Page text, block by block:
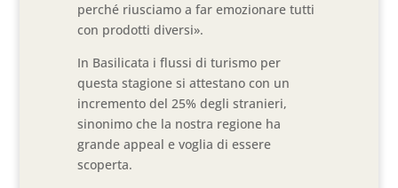
perché riusciamo a far emozionare tutti
con prodotti diversi».
In Basilicata i flussi di turismo per
questa stagione si attestano con un
incremento del 25% degli stranieri,
sinonimo che la nostra regione ha
grande appeal e voglia di essere
scoperta.